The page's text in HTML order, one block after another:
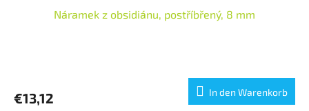
Náramek z obsidiánu, postříbřený, 8 mm
€13,12 In den Warenkorb